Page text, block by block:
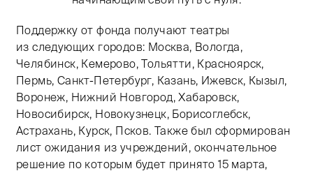
Поддержку от фонда получают театры
из следующих городов: Москва, Вологда,
Челябинск, Кемерово, Тольятти, Красноярск,
Пермь, Санкт-Петербург, Казань, Ижевск, Кызыл,
Воронеж, Нижний Новгород, Хабаровск,
Новосибирск, Новокузнецк, Борисоглебск,
Астрахань, Курск, Псков. Также был сформирован
лист ожидания из учреждений, окончательное
решение по которым будет принято 15 марта,